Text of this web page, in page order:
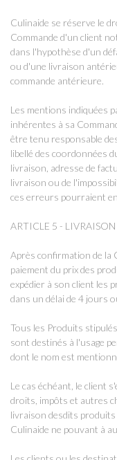
Culinaide se réserve le
Commande d'un client
dans l'hypothèse d'un
ou d'une livraison
commande antérieure.
Les mentions indiquées
inhérentes à sa
être tenu responsable
libellé des coordonnées
livraison, adresse de
livraison ou de
ces erreurs pourraient
ARTICLE 5 - LIVRAISON
Après confirmation de la
paiement du prix des
expédier à son client les
dans un délai de 4 jours
Tous les Produits
sont destinés à l'usage
dont le nom est
Le cas échéant, le client
droits, impôts et autres
livraison desdits produits
Culinaide ne pouvant à